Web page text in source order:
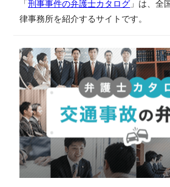
「刑事事件の弁護士カタログ 」は、全
律事務所を紹介するサイトです。